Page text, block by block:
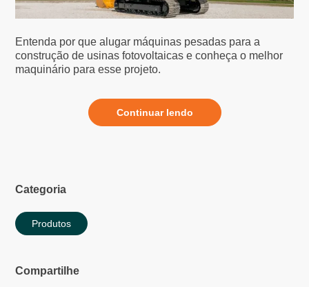
Categoria
Produtos
Compartilhe
Entenda por que alugar máquinas pesadas para a
construção de usinas fotovoltaicas e conheça o melhor
maquinário para esse projeto.
Continuar lendo